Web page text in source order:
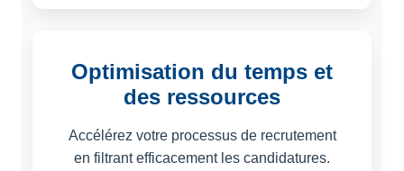
Optimisation du temps et
des ressources
Accélérez votre processus de recrutement
en filtrant efficacement les candidatures.